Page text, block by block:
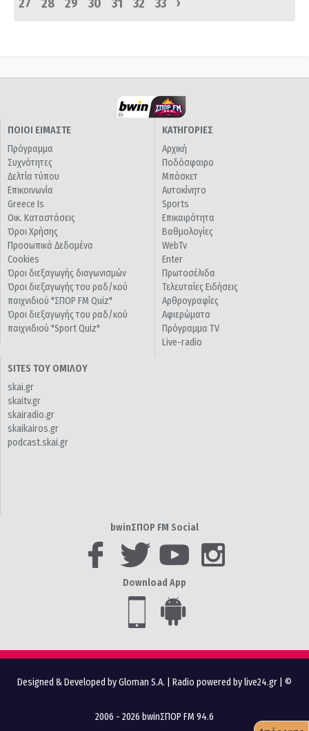
27
28 29 30 31 32 33
ΠΟΙΟΙ ΕΙΜΑΣΤΕ
Πρόγραμμα
Συχνότητες
Δελτία τύπου
Επικοινωνία
Greece Is
Οικ. Καταστάσεις
Όροι Χρήσης
Προσωπικά Δεδομένα
Cookies
Όροι διεξαγωγής διαγωνισμών
Όροι διεξαγωγής του ραδ/κού
παιχνιδιού "ΣΠΟΡ FM Quiz"
Όροι διεξαγωγής του ραδ/κού
παιχνιδιού "Sport Quiz"
ΚΑΤΗΓΟΡΙΕΣ
Αρχική
Ποδόσφαιρο
Μπάσκετ
Αυτοκίνητο
Sports
Επικαιρότητα
Βαθμολογίες
WebTv
Enter
Πρωτοσέλιδα
Τελευταίες Ειδήσεις
Αρθρογραφίες
Αφιερώματα
Πρόγραμμα TV
Live-radio
SITES ΤΟΥ ΟΜΙΛΟΥ
skai.gr
skaitv.gr
skairadio.gr
skaikairos.gr
podcast.skai.gr
bwinΣΠΟΡ FM Social
Download App
Designed & Developed by Gloman S.A. Radio powered by live24.gr | ©
2006 - 2026 bwinΣΠΟΡ FM 94.6